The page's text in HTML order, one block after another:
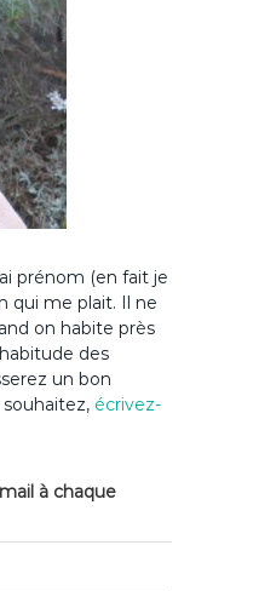
prénom (en fait je
qui me plait. Il ne
on habite près
des
un bon
écrivez-
à chaque